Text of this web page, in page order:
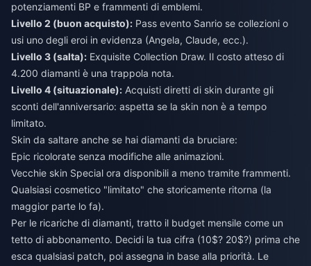
potenziamenti BP e frammenti di emblemi.
Livello 2 (buon acquisto): Pass evento Sanrio se collezioni o
usi uno degli eroi in evidenza (Angela, Claude, ecc.).
Livello 3 (salta): Exquisite Collection Draw. Il costo atteso di
4.200 diamanti è una trappola nota.
Livello 4 (situazionale): Acquisti diretti di skin durante gli
sconti dell'anniversario: aspetta se la skin non è a tempo
limitato.
Skin da saltare anche se hai diamanti da bruciare:
Epic ricolorate senza modifiche alle animazioni.
Vecchie skin Special ora disponibili a meno tramite frammenti.
Qualsiasi cosmetico "limitato" che storicamente ritorna (la
maggior parte lo fa).
Per le ricariche di diamanti, tratto il budget mensile come un
tetto di abbonamento. Decidi la tua cifra (10$? 20$?) prima che
esca qualsiasi patch, poi assegna in base alla priorità. Le